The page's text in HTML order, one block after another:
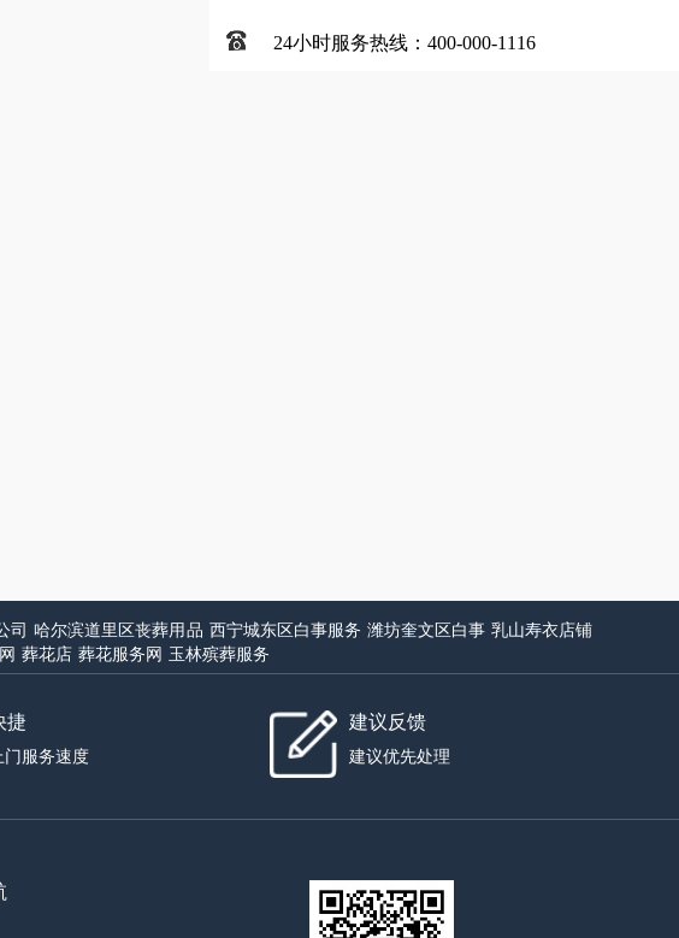
24小时服务热线：400-000-1116
司 哈尔滨道里区丧葬用品 西宁城东区白事服务 潍坊奎文区白事 乳山寿衣店铺
葬花店 葬花服务网 玉林殡葬服务
捷
门服务速度
建议反馈
建议优先处理